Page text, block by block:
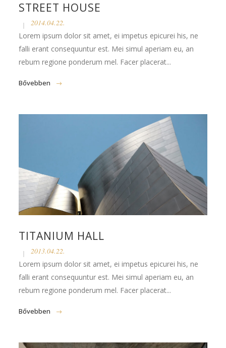
STREET HOUSE
2014.04.22.
Lorem ipsum dolor sit amet, ei impetus epicurei his, ne
falli erant consequuntur est. Mei simul aperiam eu, an
rebum regione ponderum mel. Facer placerat...
Bővebben
TITANIUM HALL
2013.04.22.
Lorem ipsum dolor sit amet, ei impetus epicurei his, ne
falli erant consequuntur est. Mei simul aperiam eu, an
rebum regione ponderum mel. Facer placerat...
Bővebben